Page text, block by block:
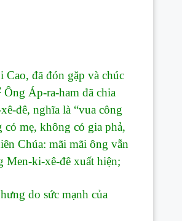
Cao, đã đón gặp và chúc
Ông Áp-ra-ham đã chia
đê, nghĩa là “vua công
mẹ, không có gia phả,
Chúa: mãi mãi ông vẫn
ki-xê-đê xuất hiện;
do sức mạnh của